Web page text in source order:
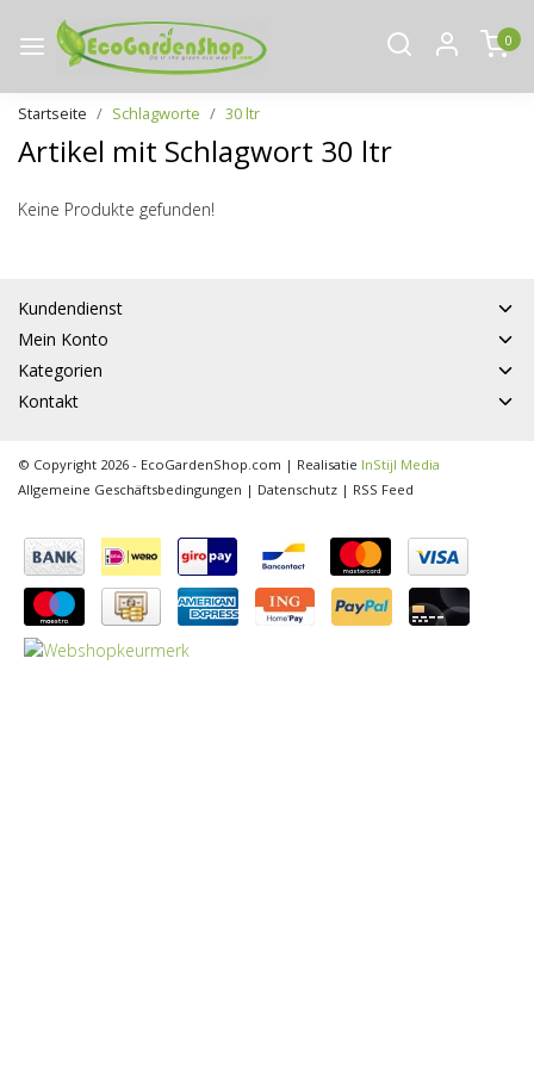
0
Startseite Schlagworte 30 ltr
Artikel mit Schlagwort 30 ltr
Keine Produkte gefunden!
Kundendienst
Mein Konto
Kategorien
Kontakt
© Copyright 2026 - EcoGardenShop.com | Realisatie InStijl Media
Allgemeine Geschäftsbedingungen | Datenschutz | RSS Feed